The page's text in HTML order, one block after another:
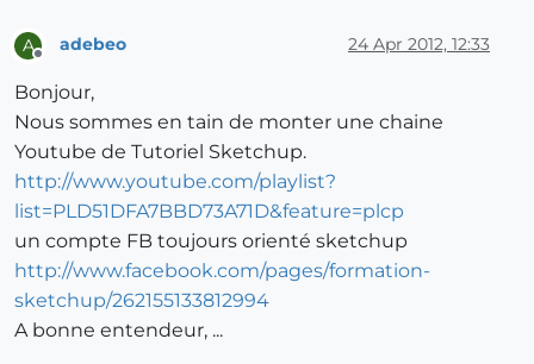
A adebeo 24 Apr 2012, 12:33
Bonjour,
Nous sommes en tain de monter une chaine
Youtube de Tutoriel Sketchup.
http://www.youtube.com/playlist?
list=PLD51DFA7BBD73A71D&feature=plcp
un compte FB toujours orienté sketchup
http://www.facebook.com/pages/formation-
sketchup/262155133812994
A bonne entendeur, ...